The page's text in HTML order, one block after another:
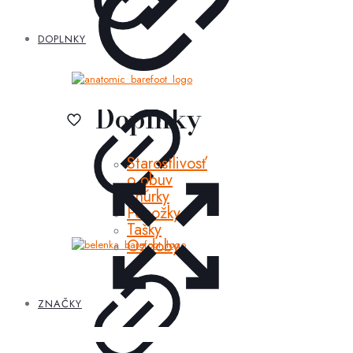
DOPLNKY
Doplnky
Starostlivosť
o obuv
Šnúrky
Ponožky
Tašky
Ozdoby
ZNAČKY